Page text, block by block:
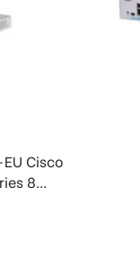
Cisco
8...